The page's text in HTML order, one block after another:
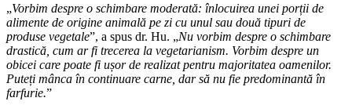
„Vorbim despre o schimbare moderată: înlocuirea unei porții de
alimente de origine animală pe zi cu unul sau două tipuri de
produse vegetale”, a spus dr. Hu. „Nu vorbim despre o schimbare
drastică, cum ar fi trecerea la vegetarianism. Vorbim despre un
obicei care poate fi ușor de realizat pentru majoritatea oamenilor.
Puteți mânca în continuare carne, dar să nu fie predominantă în
farfurie.”